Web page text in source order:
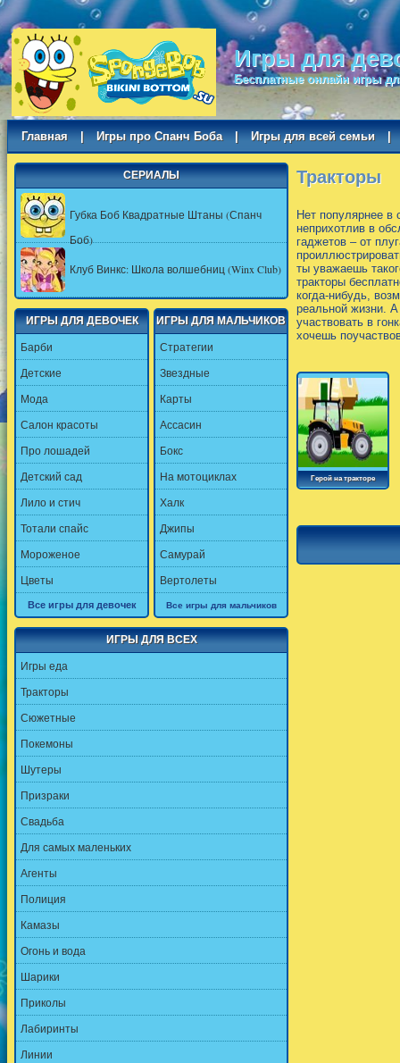
Игры для
Бесплатные онлайн игры
Главная | Игры про Спанч Боба | Игры для всей семьи |
СЕРИАЛЫ
Губка Боб Квадратные Штаны (Спанч
Боб)
Клуб Винкс: Школа волшебниц (Winx Club)
ИГРЫ ДЛЯ ДЕВОЧЕК
Барби
Детские
Мода
Салон красоты
Про лошадей
Детский сад
Лило и стич
Тотали спайс
Мороженое
Цветы
Все игры для девочек
ИГРЫ ДЛЯ МАЛЬЧИКОВ
Стратегии
Звездные
Карты
Ассасин
Бокс
На мотоциклах
Халк
Джипы
Самурай
Вертолеты
Все игры для мальчиков
ИГРЫ ДЛЯ ВСЕХ
Игры еда
Тракторы
Сюжетные
Покемоны
Шутеры
Призраки
Свадьба
Для самых маленьких
Агенты
Полиция
Камазы
Огонь и вода
Шарики
Приколы
Лабиринты
Линии
Тракторы
Нет популярнее
неприхотлив в
гаджетов – от
ты уважаешь
тракторы
когда-нибудь,
реальной жизни.
участвовать в
хочешь
Герой на тракторе